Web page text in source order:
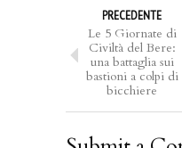
PRECEDENTE
Le 5 Giornate di
Civiltà del Bere:
una battaglia sui
bastioni a colpi di
bicchiere